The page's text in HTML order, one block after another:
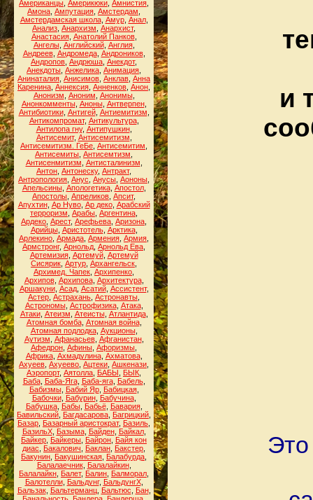
Американцы Америкюки Амнистия
Амона Ампутация Амстердам
Амстердамская школа, Амур, Анал,
Анализ Анархизм Анархист,
Анастасия, Анатолий Панков,
Ангелы, Английский, Англия,
Андреев, Андромеда, Андроников,
Андропов Андрюша Анекдот,
Анекдоты Анжелика Анимация
Анинаталия Анисимов Анклав Анна
Каренина Аннексия Анненков Анон
Анонизм Аноним Анонимы,
Анонкомменты, Аноны, Антверпен,
Антибиотики, Антигей, Антиемитизм
Антикомпромат, Антикультура,
Антилопа гну, Антипушкин,
Антисемит, Антисемитизм
Антисемитизм. ГеБе Антисемитим
Антисемиты Антисемтизм
Антисенмитизм Антисталинизм
Антон Антонеску, Антракт,
Антропология Анус Анусы Аононы
Апельсины, Апологетика, Апостол,
Апостолы Апреликов Апсит,
Апухтин, Ар Нуво, Ар деко, Арабский
терроризм Арабы Аргентина
Ардеко Арест, Арефьева Аризона
Арийцы, Аристотель, Арктика,
Арлекино Армада Армения Армия
Армстронг, Арнольд Арнольд Ева
Артемизия, Артемуй, Артемуй
Сисярик Артур Архангельск
Архимед. Чапек Архипенко
Архипов, Архипова, Архитектура,
Аршакуни, Асад, Асатий, Ассистент,
Астер Астрахань Астронавты
Астрономы, Астрофизика, Атака,
Атаки, Атеизм Атеисты, Атлантида,
Атомная бомба, Атомная война,
Атомная подлодка, Аукционы,
Аутизм Афанасьев, Афганистан,
Афедрон Афины Афоризмы
Африка, Ахмадулина, Ахматова,
Ахуеев Ахуеево Ацтеки Ашкенази
Аэропорт, Аятолла БАБЫ БЫК
Баба, Баба-Яга, Баба-яга, Бабель,
Бабизмы, Бабий Яр, Бабицкая,
Бабочки, Бабурин, Бабучина,
Бабушка, Бабы, Бабьё, Бавария,
Бавильский Багдасарова Багрицкий
Базар Базарный аристократ, Базиль
БазильХ, Базыма, Байден, Байкал,
Байкер Байкеры Байрон Байя кон
диас
Бакалович Баклан Бакстер
Бакунин Бакушинская Балабурда
Балалаечник, Балалайкин,
Балалайкн Балет, Балин Балморал
Балотелли, Бальдунг, БальдунгХ,
Бальзак, Бальтерманц, Бальтюс Бан,
и